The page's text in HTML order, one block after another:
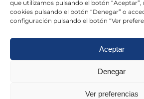
que utilizamos pulsando el botón “Aceptar”,
cookies pulsando el botón “Denegar” o
configuración pulsando el botón “Ver
Aceptar
Denegar
Ver preferencias
Politica de cookies|Aviso Legal